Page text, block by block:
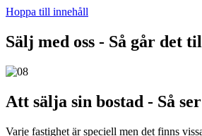
Hoppa till innehåll
Sälj med oss - Så går det
Att sälja sin bostad - Så
Varje fastighet är speciell men det finns